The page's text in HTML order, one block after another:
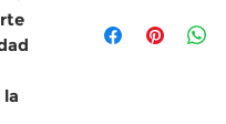
Fram: CA11249
Largo: 664.9